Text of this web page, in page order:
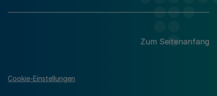
Zum Seitenanfang
Cookie-Einstellungen